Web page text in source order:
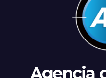
Agencia